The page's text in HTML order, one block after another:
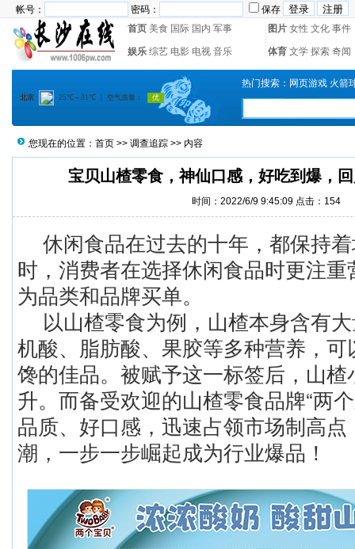
帐号： 密码：
保存
首页 美食 国际 国内 军事 图片 女性 文化 事件
娱乐 综艺 电影 电视 音乐 体育 文学 探索 奇闻
热门搜索： 网页游戏 火箭
您现在的位置： 首页 >> 调查追踪 >> 内容
宝贝山楂零食，神仙口感，好吃到爆，
时间：2022/6/9 9:45:09 点击： 154
休闲食品在过去的十年，都保持
时，消费者在选择休闲食品时更注
为品类和品牌买单。
以山楂零食为例，山楂本身含有
机酸、脂肪酸、果胶等多种营养，
馋的佳品。被赋予这一标签后，山
升。而备受欢迎的山楂零食品牌“两
品质、好口感，迅速占领市场制高
潮，一步一步崛起成为行业爆品！